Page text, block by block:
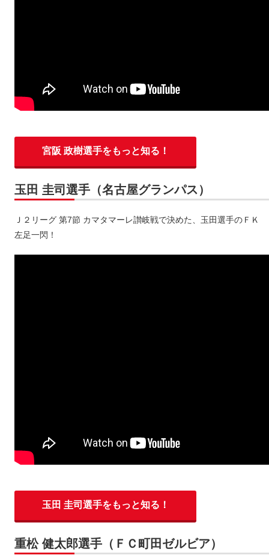
宮阪 政樹選手をもっと知る！
玉田 圭司選手（名古屋グランパス）
Ｊ２リーグ 第7節 カマタマーレ讃岐戦で決めた、玉田選手のＦＫ
左足一閃！
玉田 圭司選手をもっと知る！
重松 健太郎選手（ＦＣ町田ゼルビア）